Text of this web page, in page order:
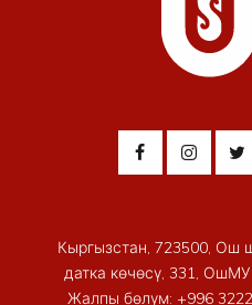
Кыргызстан, 723500, Ош
датка көчөсү, 331,
Жалпы бөлүм: +996